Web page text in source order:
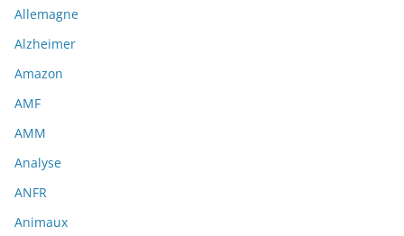
Allemagne
Alzheimer
Amazon
AMF
AMM
Analyse
ANFR
Animaux